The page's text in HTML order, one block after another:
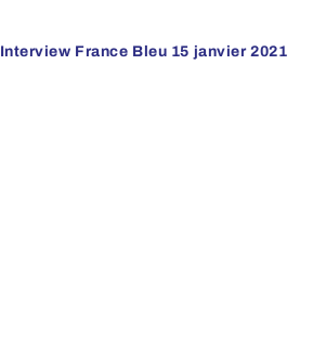
Interview France Bleu 15 janvier 2021